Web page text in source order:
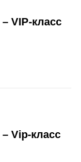
VIP-класс
– Vip-класс